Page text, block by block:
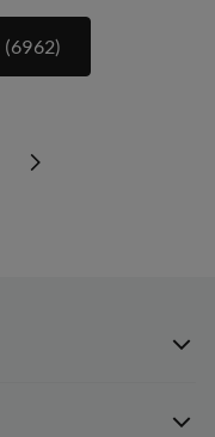
(6962)